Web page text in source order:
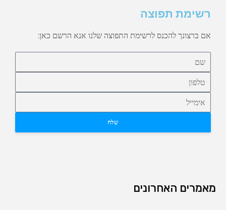
רשימת תפוצה
אם ברצונך להכנס לרשימת התפוצה שלנו אנא הרשם כאן:
שלח
מאמרים האחרונים